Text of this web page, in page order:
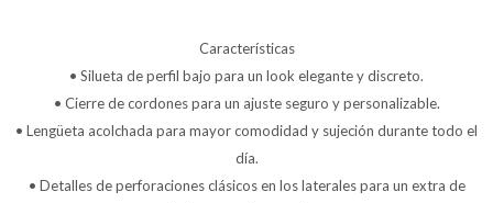
Características
• Silueta de perfil bajo para un look elegante y discreto.
• Cierre de cordones para un ajuste seguro y personalizable.
• Lengüeta acolchada para mayor comodidad y sujeción durante todo el
día.
• Detalles de perforaciones clásicos en los laterales para un extra de